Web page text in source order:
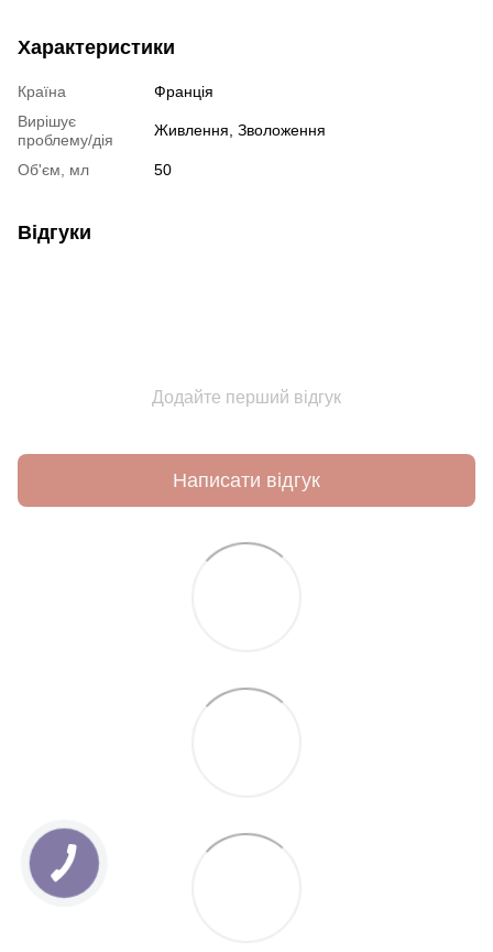
Характеристики
Країна
Франція
Вирішує
проблему/дія
Живлення Зволоження
Об'єм, мл 50
Відгуки
Додайте перший відгук
Написати відгук